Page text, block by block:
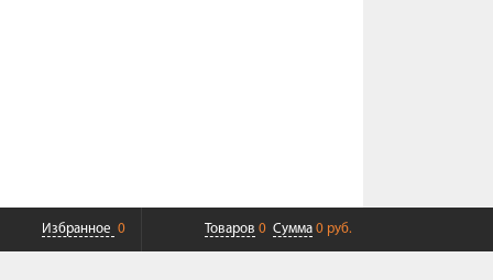
Избранное 0 Товаров 0 Сумма 0 руб.